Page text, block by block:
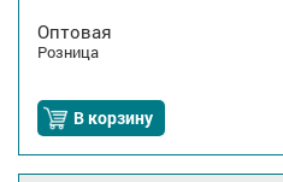
Оптовая
Розница
В корзину